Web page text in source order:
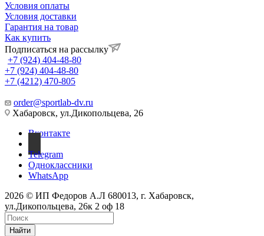
Условия оплаты
Условия доставки
Гарантия на товар
Как купить
Подписаться на рассылку
+7 (924) 404-48-80
+7 (924) 404-48-80
+7 (4212) 470-805
order@sportlab-dv.ru
Хабаровск, ул.Дикопольцева, 26
Вконтакте
Telegram
Одноклассники
WhatsApp
2026 © ИП Федоров А.Л 680013, г. Хабаровск,
ул.Дикопольцева, 26к 2 оф 18
Найти